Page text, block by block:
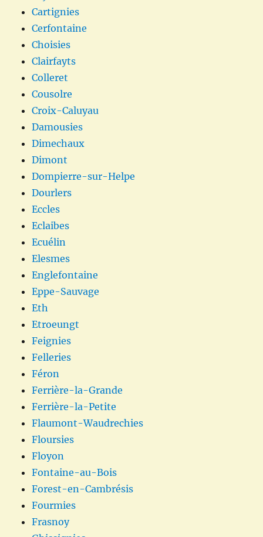
Cartignies
Cerfontaine
Choisies
Clairfayts
Colleret
Cousolre
Croix-Caluyau
Damousies
Dimechaux
Dimont
Dompierre-sur-Helpe
Dourlers
Eccles
Eclaibes
Ecuélin
Elesmes
Englefontaine
Eppe-Sauvage
Eth
Etroeungt
Feignies
Felleries
Féron
Ferrière-la-Grande
Ferrière-la-Petite
Flaumont-Waudrechies
Floursies
Floyon
Fontaine-au-Bois
Forest-en-Cambrésis
Fourmies
Frasnoy